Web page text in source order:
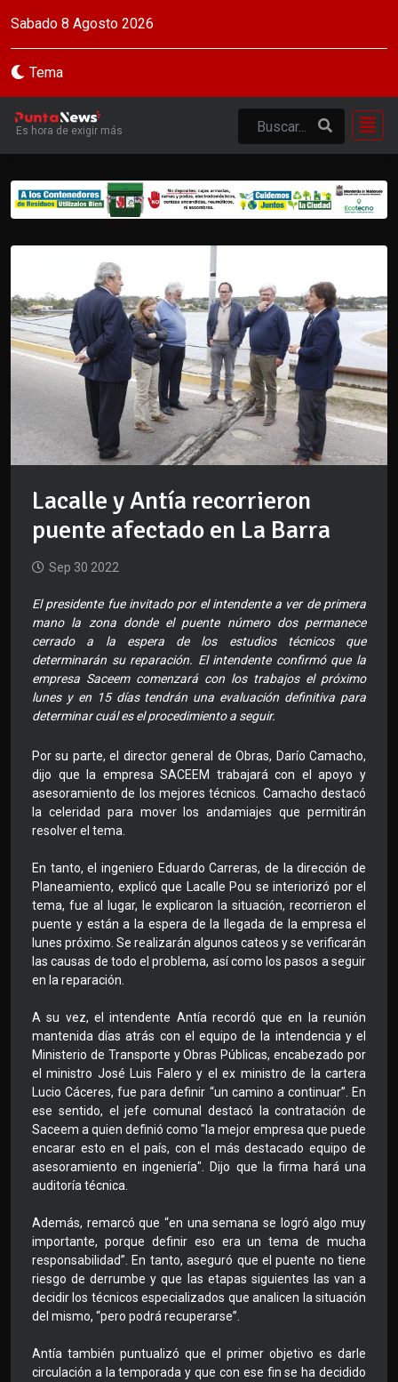
Sabado 8 Agosto 2026
Tema
Es hora de exigir más
Lacalle y Antía recorrieron
puente afectado en La Barra
Sep 30 2022
El presidente fue invitado por el intendente a ver de primera
mano la zona donde el puente número dos permanece
cerrado a la espera de los estudios técnicos que
determinarán su reparación. El intendente confirmó que la
empresa Saceem comenzará con los trabajos el próximo
lunes y en 15 días tendrán una evaluación definitiva para
determinar cuál es el procedimiento a seguir.
Por su parte, el director general de Obras, Darío Camacho,
dijo que la empresa SACEEM trabajará con el apoyo y
asesoramiento de los mejores técnicos. Camacho destacó
la celeridad para mover los andamiajes que permitirán
resolver el tema.
En tanto, el ingeniero Eduardo Carreras, de la dirección de
Planeamiento, explicó que Lacalle Pou se interiorizó por el
tema, fue al lugar, le explicaron la situación, recorrieron el
puente y están a la espera de la llegada de la empresa el
lunes próximo. Se realizarán algunos cateos y se verificarán
las causas de todo el problema, así como los pasos a seguir
en la reparación.
A su vez, el intendente Antía recordó que en la reunión
mantenida días atrás con el equipo de la intendencia y el
Ministerio de Transporte y Obras Públicas, encabezado por
el ministro José Luis Falero y el ex ministro de la cartera
Lucio Cáceres, fue para definir “un camino a continuar”. En
ese sentido, el jefe comunal destacó la contratación de
Saceem a quien definió como "la mejor empresa que puede
encarar esto en el país, con el más destacado equipo de
asesoramiento en ingeniería". Dijo que la firma hará una
auditoría técnica.
Además, remarcó que “en una semana se logró algo muy
importante, porque definir eso era un tema de mucha
responsabilidad”. En tanto, aseguró que el puente no tiene
riesgo de derrumbe y que las etapas siguientes las van a
decidir los técnicos especializados que analicen la situación
del mismo, “pero podrá recuperarse”.
Antía también puntualizó que el primer objetivo es darle
circulación a la temporada y que con ese fin se ha decidido